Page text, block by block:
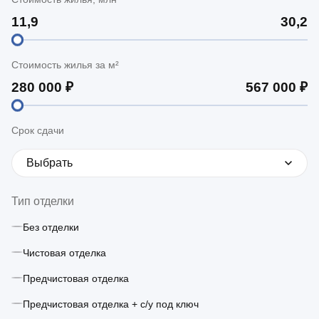
Стоимость жилья за м²
Срок сдачи
Выбрать
Тип отделки
Без отделки
Чистовая отделка
Предчистовая отделка
Предчистовая отделка + с/у под ключ